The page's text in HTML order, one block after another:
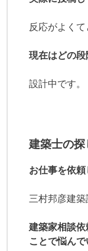
反応がよくて
現在はどの
設計中です。
建築士の
お仕事を依
三村邦彦建
建築家相談
ことで悩ん